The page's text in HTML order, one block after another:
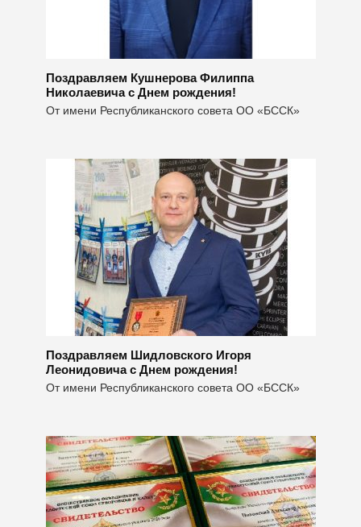
Поздравляем Кушнерова Филиппа
Николаевича с Днем рождения!
От имени Республиканского совета ОО «БССК»
Поздравляем Шидловского Игоря
Леонидовича с Днем рождения!
От имени Республиканского совета ОО «БССК»